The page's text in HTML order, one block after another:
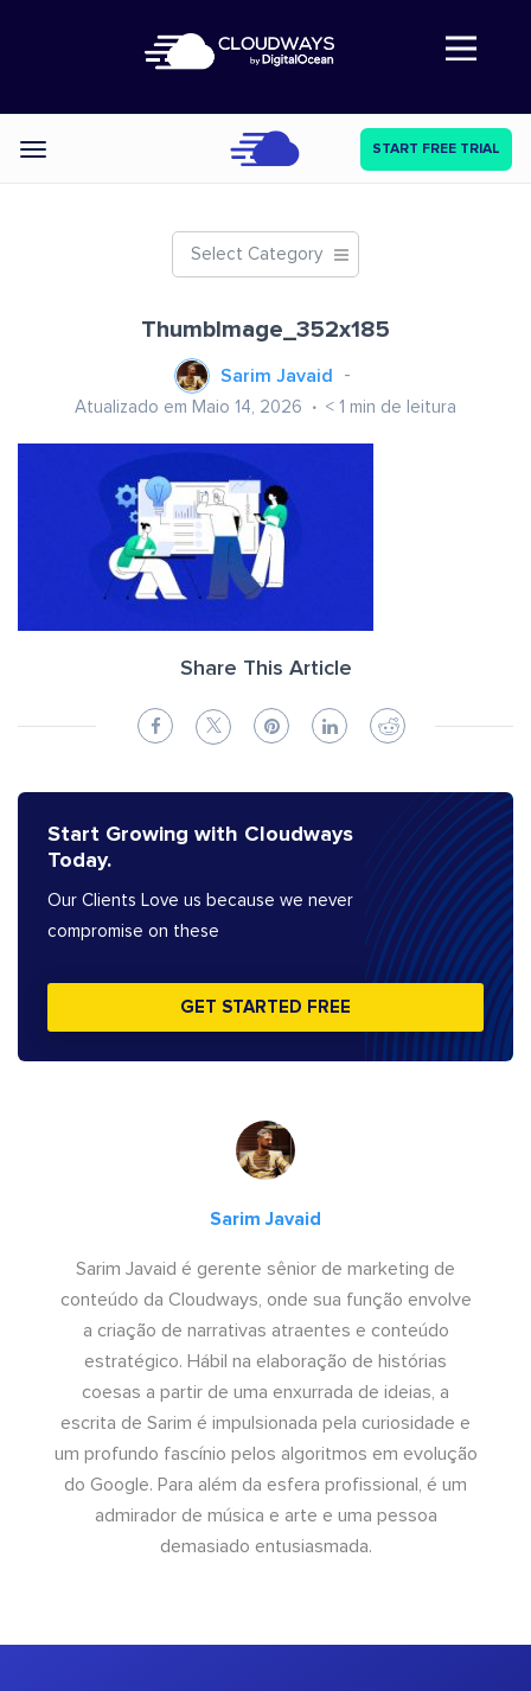
Abre a navegação
Categories START FREE TRIAL
Select Category
ThumbImage_352x185
Sarim Javaid
Atualizado em Maio 14, 2026 < 1 min de leitura
Share This Article
Start Growing with Cloudways
Today.
Our Clients Love us because we never
compromise on these
GET STARTED FREE
Sarim Javaid
Sarim Javaid é gerente sênior de marketing de
conteúdo da Cloudways, onde sua função envolve
a criação de narrativas atraentes e conteúdo
estratégico. Hábil na elaboração de histórias
coesas a partir de uma enxurrada de ideias, a
escrita de Sarim é impulsionada pela curiosidade e
um profundo fascínio pelos algoritmos em evolução
do Google. Para além da esfera profissional, é um
admirador de música e arte e uma pessoa
demasiado entusiasmada.